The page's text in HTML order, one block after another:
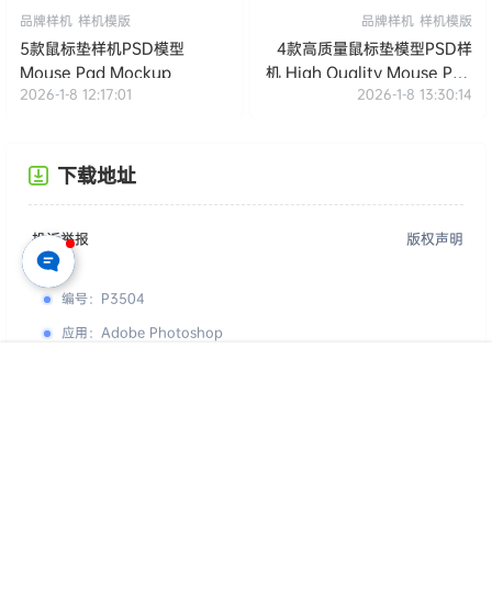
品牌样机 样机模版
5款鼠标垫样机PSD模型
Mouse Pad Mockup
2026-1-8 12:17:01
品牌样机 样机模版
4款高质量鼠标垫模型PSD样
机 High Quality Mouse Pad
Mockup
2026-1-8 13:30:14
下载地址
投诉举报 版权声明
编号： P3504
应用： Adobe Photoshop